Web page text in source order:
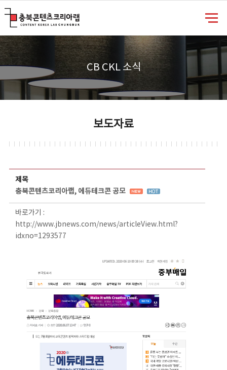
CB CKL 소식
보도자료
제목
충북콘텐츠코리아랩, 에듀테크콘 공모
바로가기 :
http://www.jbnews.com/news/articleView.html?
idxno=1293577